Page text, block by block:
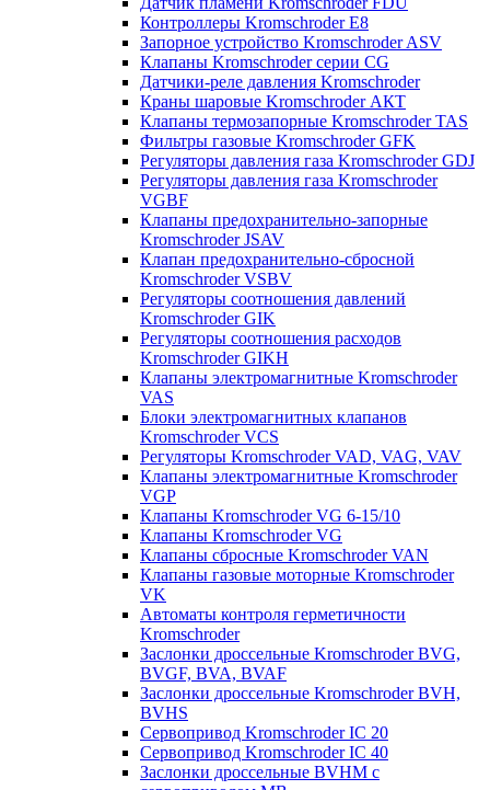
Контроллеры Kromschroder E8
Запорное устройство Kromschroder ASV
Клапаны Kromschroder серии CG
Датчики-реле давления Kromschroder
Краны шаровые Kromschroder АКТ
Клапаны термозапорные Kromschroder TAS
Фильтры газовые Kromschroder GFK
Регуляторы давления газа Kromschroder GDJ
Регуляторы давления газа Kromschroder
VGBF
Клапаны предохранительно-запорные
Kromschroder JSAV
Клапан предохранительно-сбросной
Kromschroder VSBV
Регуляторы соотношения давлений
Kromschroder GIK
Регуляторы соотношения расходов
Kromschroder GIKH
Клапаны электромагнитные Kromschroder
VAS
Блоки электромагнитных клапанов
Kromschroder VCS
Регуляторы Kromschroder VAD, VAG, VAV
Клапаны электромагнитные Kromschroder
VGP
Клапаны Kromschroder VG 6-15/10
Клапаны Kromschroder VG
Клапаны сбросные Kromschroder VAN
Клапаны газовые моторные Kromschroder
VK
Автоматы контроля герметичности
Kromschroder
Заслонки дроссельные Kromschroder BVG,
BVGF, BVA, BVAF
Заслонки дроссельные Kromschroder BVH,
BVHS
Сервопривод Kromschroder IC 20
Сервопривод Kromschroder IC 40
Заслонки дроссельные BVHM с